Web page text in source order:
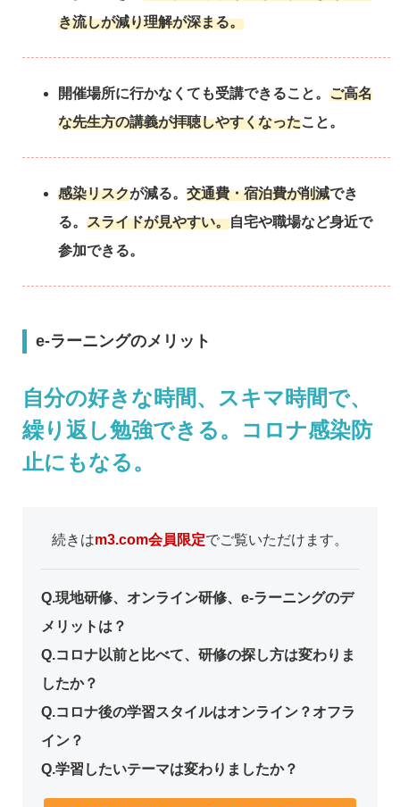
き流しが減り理解が深まる。
開催場所に行かなくても受講できること。 ご高名
な先生方の講義が拝聴しやすくなったこと。
感染リスクが減る。 交通費・宿泊費が削減でき
る。 スライドが見やすい。自宅や職場など身近で
参加できる。
e-ラーニングのメリット
自分の好きな時間、スキマ時間で、
繰り返し勉強できる。コロナ感染防
止にもなる。
続きはm3.com会員限定でご覧いただけます。
Q.現地研修、オンライン研修、e-ラーニングのデ
メリットは？
Q.コロナ以前と比べて、研修の探し方は変わりま
したか？
Q.コロナ後の学習スタイルはオンライン？オフラ
イン？
Q.学習したいテーマは変わりましたか？